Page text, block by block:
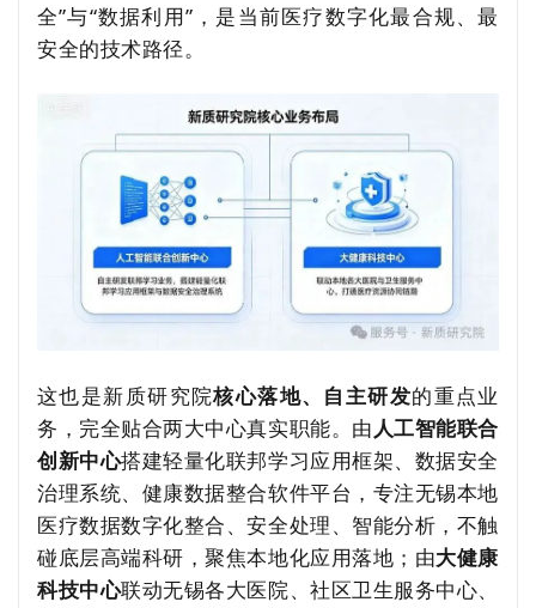
全”与“数据利用”，是当前医疗数字化最合规、最
安全的技术路径。
这也是新质研究院核心落地、自主研发的重点业
务，完全贴合两大中心真实职能。由人工智能联合
创新中心搭建轻量化联邦学习应用框架、数据安全
治理系统、健康数据整合软件平台，专注无锡本地
医疗数据数字化整合、安全处理、智能分析，不触
碰底层高端科研，聚焦本地化应用落地；由大健康
科技中心联动无锡各大医院、社区卫生服务中心、